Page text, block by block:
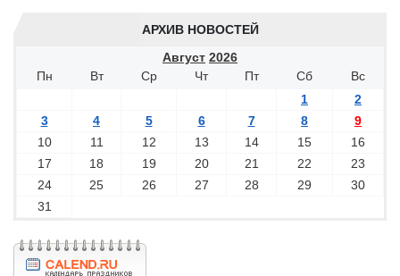
АРХИВ НОВОСТЕЙ
Август 2026
Пн
Вт Ср Чт Пт Сб
Вс
1
2
3
4 5 6 7 8
9
10
11 12 13 14 15
16
17
18 19 20 21 22
23
24
25 26 27 28 29
30
31